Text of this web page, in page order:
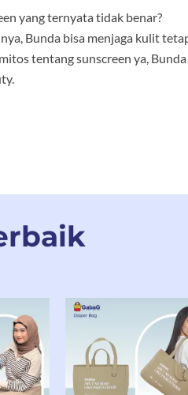
yang ternyata tidak benar?
Bunda bisa menjaga kulit
tentang sunscreen ya,